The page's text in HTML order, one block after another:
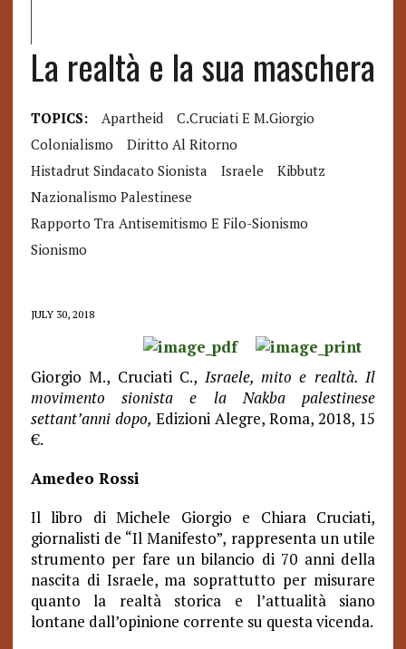
La realtà e la sua maschera
TOPICS: Apartheid
C.cruciati E M.giorgio
Colonialismo
Diritto Al Ritorno
Histadrut Sindacato Sionista
Israele
Kibbutz
Nazionalismo Palestinese
Rapporto Tra Antisemitismo E Filo-Sionismo
Sionismo
JULY 30, 2018
Giorgio M., Cruciati C., Israele, mito e realtà. Il
movimento sionista e la Nakba palestinese
settant’anni dopo, Edizioni Alegre, Roma, 2018, 15
€.
Amedeo Rossi
Il libro di Michele Giorgio e Chiara Cruciati,
giornalisti de “Il Manifesto”, rappresenta un utile
strumento per fare un bilancio di 70 anni della
nascita di Israele, ma soprattutto per misurare
quanto la realtà storica e l’attualità siano
lontane dall’opinione corrente su questa vicenda.